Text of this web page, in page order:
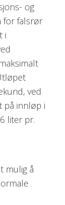
og
for falsrør
i
ved
på innløp i
liter pr.
mulig å